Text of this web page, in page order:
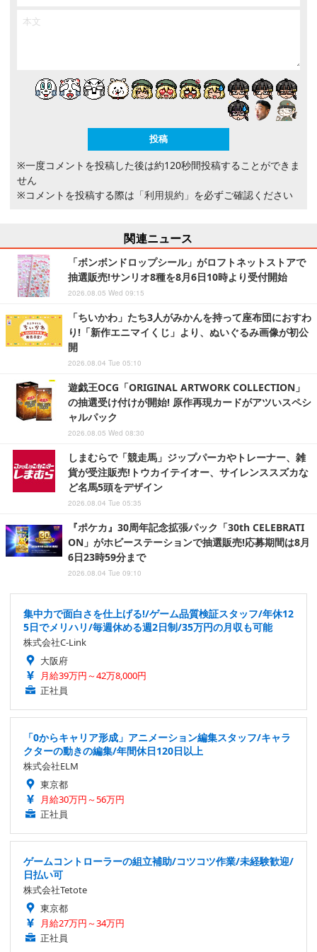
※一度コメントを投稿した後は約120秒間投稿することができま
せん
※コメントを投稿する際は 「利用規約」 を必ずご確認ください
関連ニュース
「ボンボンドロップシール」がロフトネットストアで
抽選販売!サンリオ8種を8月6日10時より受付開始
2026.08.05 Wed 09:15
「ちいかわ」たち3人がみかんを持って座布団におすわ
り!「新作エニマイくじ」より、ぬいぐるみ画像が初公
開
2026.08.04 Tue 05:10
遊戯王OCG「ORIGINAL ARTWORK COLLECTION」
の抽選受け付けが開始! 原作再現カードがアツいスペシ
ャルパック
2026.08.05 Wed 08:30
しまむらで「競走馬」ジップパーカやトレーナー、雑
貨が受注販売!トウカイテイオー、サイレンススズカな
ど名馬5頭をデザイン
2026.08.04 Tue 05:35
『ポケカ』30周年記念拡張パック「30th CELEBRATI
ON」がホビーステーションで抽選販売!応募期間は8月
6日23時59分まで
2026.08.04 Tue 09:10
集中力で面白さを仕上げる!/ゲーム品質検証スタッフ/年休12
5日でメリハリ/毎週休める週2日制/35万円の月収も可能
株式会社C-Link
大阪府
月給39万円～42万8,000円
正社員
「0からキャリア形成」アニメーション編集スタッフ/キャラ
クターの動きの編集/年間休日120日以上
株式会社ELM
東京都
月給30万円～56万円
正社員
ゲームコントローラーの組立補助/コツコツ作業/未経験歓迎/
日払い可
株式会社Tetote
東京都
月給27万円～34万円
正社員